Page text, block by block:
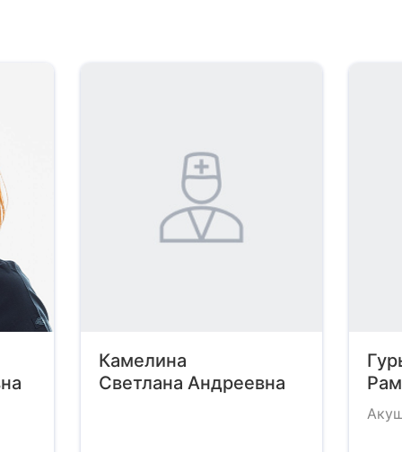
Камелина
Светлана Андреевна